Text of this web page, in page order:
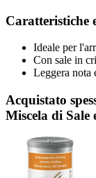
Caratteristiche
Ideale per
Con sale in
Leggera nota
Acquistato
Miscela di Sale